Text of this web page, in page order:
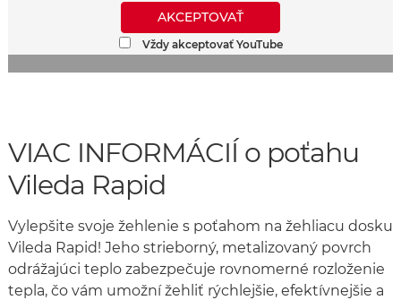
AKCEPTOVAŤ
Vždy akceptovať YouTube
VIAC INFORMÁCIÍ o poťahu
Vileda Rapid
Vylepšite svoje žehlenie s poťahom na žehliacu dosku
Vileda Rapid! Jeho strieborný, metalizovaný povrch
odrážajúci teplo zabezpečuje rovnomerné rozloženie
tepla, čo vám umožní žehliť rýchlejšie, efektívnejšie a